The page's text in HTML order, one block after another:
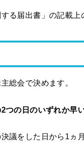
る届出書」の記載
総会で決めます。
つの日のいずれか早
をした日から1ヵ